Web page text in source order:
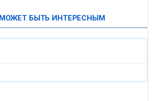
ПЕТЕРБУРГ»
МОЖЕТ БЫТЬ ИНТЕРЕСНЫМ